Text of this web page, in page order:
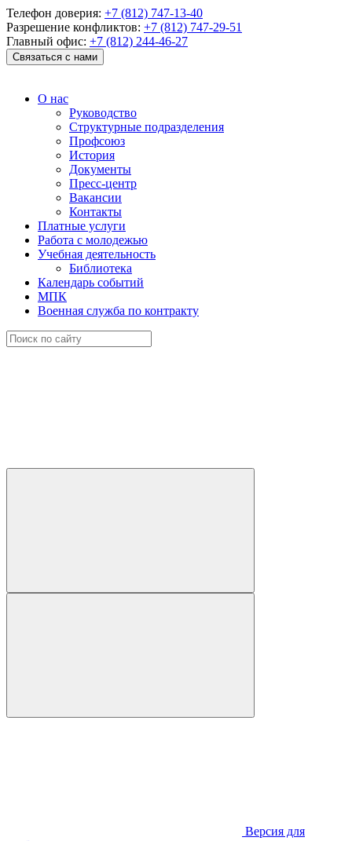
Телефон доверия: +7 (812) 747-13-40
Разрешение конфликтов: +7 (812) 747-29-51
Главный офис: +7 (812) 244-46-27
Связаться с нами
О нас
Руководство
Структурные подразделения
Профсоюз
История
Документы
Пресс-центр
Вакансии
Контакты
Платные услуги
Работа с молодежью
Учебная деятельность
Библиотека
Календарь событий
МПК
Военная служба по контракту
Версия для